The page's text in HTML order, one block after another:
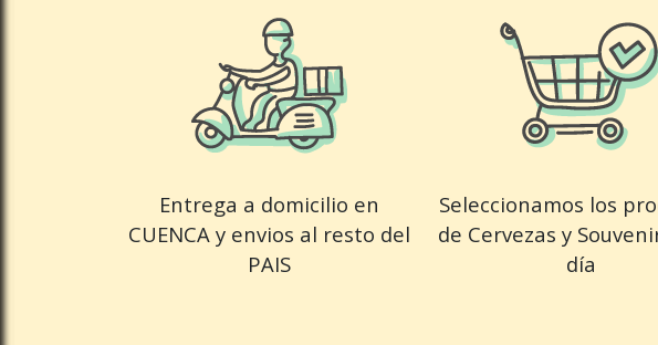
Entrega a domicilio en
CUENCA y envios al resto del
PAIS
Seleccionamos los
de Cervezas y
día